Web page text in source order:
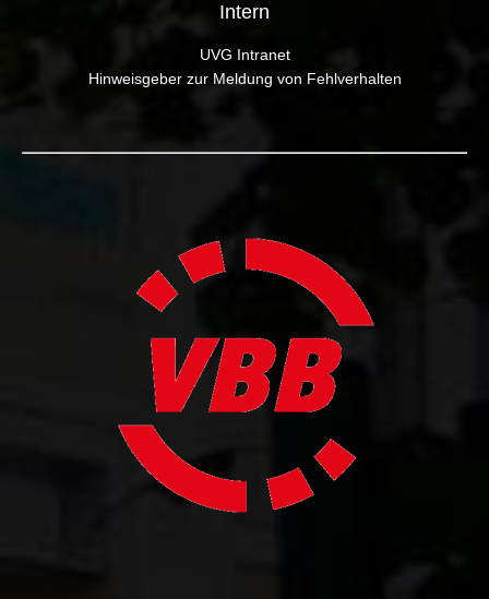
Intern
UVG Intranet
Hinweisgeber zur Meldung von Fehlverhalten